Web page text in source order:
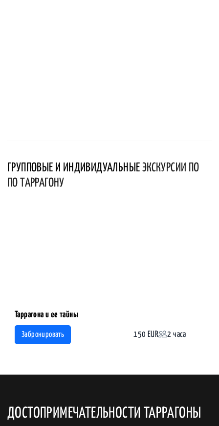
ГРУППОВЫЕ И ИНДИВИДУАЛЬНЫЕ ЭКСКУРСИИ ПО
ПО ТАРРАГОНУ
Таррагона и ее тайны
Забронировать 150 EUR 2 часа
ДОСТОПРИМЕЧАТЕЛЬНОСТИ ТАРРАГОНЫ